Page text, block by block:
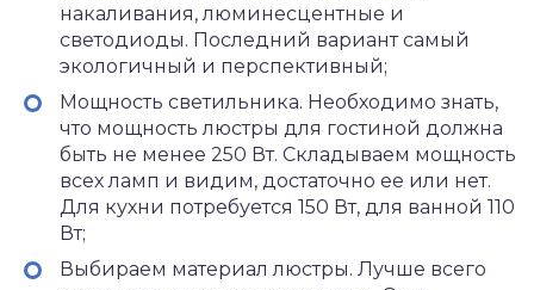
накаливания, люминесцентные и
светодиоды. Последний вариант самый
экологичный и перспективный;
Мощность светильника. Необходимо знать,
что мощность люстры для гостиной должна
быть не менее 250 Вт. Складываем мощность
всех ламп и видим, достаточно ее или нет.
Для кухни потребуется 150 Вт, для ванной 110
Вт;
Выбираем материал люстры. Лучше всего